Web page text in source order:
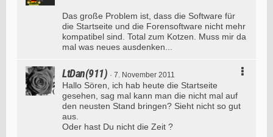
Das große Problem ist, dass die Software für
die Startseite und die Forensoftware nicht mehr
kompatibel sind. Total zum Kotzen. Muss mir da
mal was neues ausdenken...
LtDan(911) 7. November 2011
Hallo Sören, ich hab heute die Startseite
gesehen, sag mal kann man die nicht mal auf
den neusten Stand bringen? Sieht nicht so gut
aus.
Oder hast Du nicht die Zeit ?